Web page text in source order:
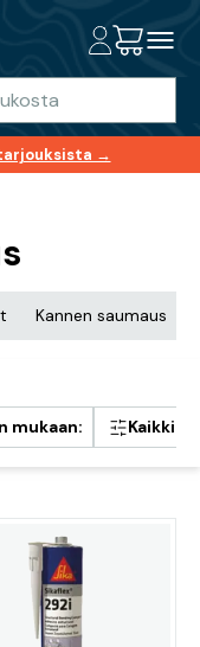
→
Kannen saumaus
mukaan: Kaikki